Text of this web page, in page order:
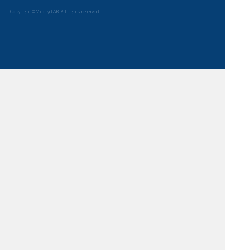
Copyright © Valeryd AB. All rights reserved.